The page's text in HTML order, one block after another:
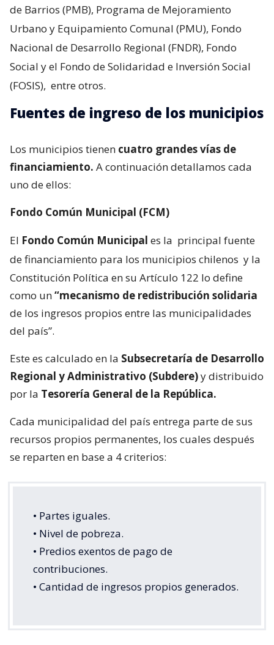
de Barrios (PMB), Programa de Mejoramiento
Urbano y Equipamiento Comunal (PMU), Fondo
Nacional de Desarrollo Regional (FNDR), Fondo
Social y el Fondo de Solidaridad e Inversión Social
(FOSIS), entre otros.
Fuentes de ingreso de los municipios
Los municipios tienen cuatro grandes vías de
financiamiento. A continuación detallamos cada
uno de ellos:
Fondo Común Municipal (FCM)
El Fondo Común Municipal es la principal fuente
de financiamiento para los municipios chilenos y la
Constitución Política en su Artículo 122 lo define
como un“mecanismo de redistribución solidaria
de los ingresos propios entre las municipalidades
del país”.
Este es calculado en la Subsecretaría de Desarrollo
Regional y Administrativo (Subdere)y distribuido
por la Tesorería General de la República.
Cada municipalidad del país entrega parte de sus
recursos propios permanentes, los cuales después
se reparten en base a 4 criterios:
• Partes iguales.
• Nivel de pobreza.
• Predios exentos de pago de
contribuciones.
• Cantidad de ingresos propios generados.